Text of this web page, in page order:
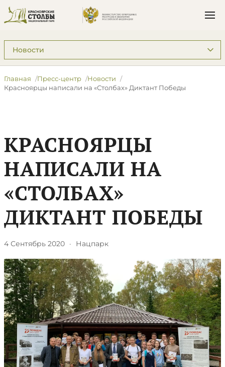
Подразделы: Пресс-центр
Главная Пресс-центр
Новости
Красноярцы написали на «Столбах» Диктант Победы
КРАСНОЯРЦЫ
НАПИСАЛИ НА
«СТОЛБАХ»
ДИКТАНТ ПОБЕДЫ
4 Сентябрь 2020 · Нацпарк